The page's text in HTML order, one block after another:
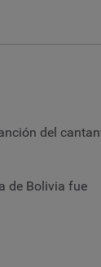
del
de Bolivia fue